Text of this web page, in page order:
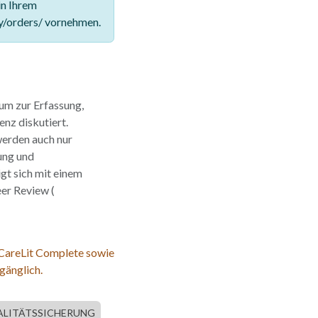
Ihrem
orders/ vornehmen.
zur Erfassung,
diskutiert.
auch nur
und
sich mit einem
Review (
Complete sowie